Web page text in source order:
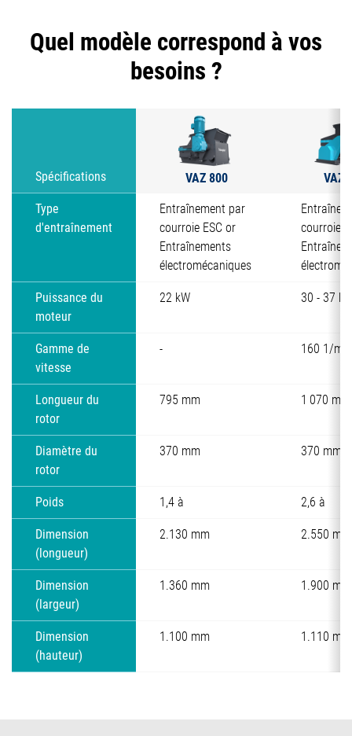
Quel modèle correspond à vos
besoins ?
Spécifications VAZ 800 VAZ
Type
d'entraînement
Entraînement par
courroie ESC or
Entraînements
électromécaniques
courroie
Puissance du
moteur
22 kW 30 - 37
Gamme de
vitesse
- 160 1/min
Longueur du
rotor
795 mm 1 070 mm
Diamètre du
rotor
370 mm 370 mm
Poids 1,4 à 2,6 à
Dimension
(longueur)
2.130 mm 2.550 mm
Dimension
(largeur)
1.360 mm 1.900 mm
Dimension
(hauteur)
1.100 mm 1.110 mm